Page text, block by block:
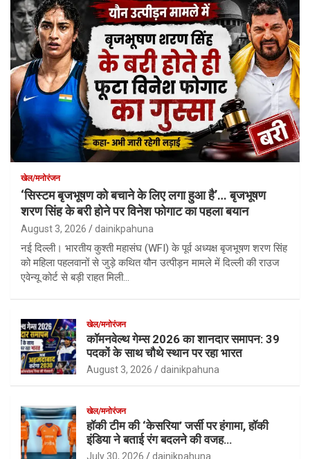
खेल/मनोरंजन
‘सिस्टम बृजभूषण को बचाने के लिए लगा हुआ है’… बृजभूषण
शरण सिंह के बरी होने पर विनेश फोगाट का पहला बयान
August 3, 2026 dainikpahuna
नई दिल्ली। भारतीय कुश्ती महासंघ (WFI) के पूर्व अध्यक्ष बृजभूषण शरण सिंह
को महिला पहलवानों से जुड़े कथित यौन उत्पीड़न मामले में दिल्ली की राउज
एवेन्यू कोर्ट से बड़ी राहत मिली…
खेल/मनोरंजन
कॉमनवेल्थ गेम्स 2026 का शानदार समापन: 39
पदकों के साथ चौथे स्थान पर रहा भारत
August 3, 2026 dainikpahuna
खेल/मनोरंजन
हॉकी टीम की ‘केसरिया’ जर्सी पर हंगामा, हॉकी
इंडिया ने बताई रंग बदलने की वजह…
July 30, 2026 dainikpahuna